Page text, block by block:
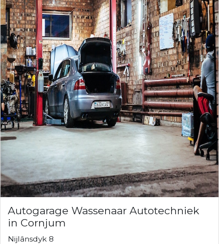
Autogarage Wassenaar Autotechniek
in Cornjum
Nijlânsdyk 8